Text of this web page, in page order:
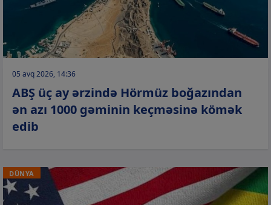
05 avq 2026, 14:36
ABŞ üç ay ərzində Hörmüz boğazından
ən azı 1000 gəminin keçməsinə kömək
edib
DÜNYA